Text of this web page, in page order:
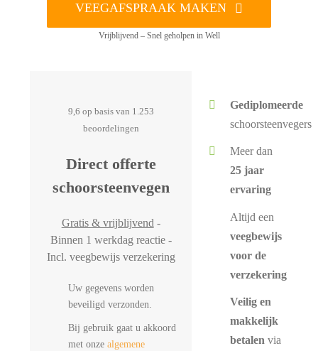
VEEGAFSPRAAK MAKEN
Vrijblijvend – Snel geholpen in Well
9,6 op basis van 1.253
beoordelingen
Direct offerte
schoorsteenvegen
Gratis & vrijblijvend -
Binnen 1 werkdag reactie -
Incl. veegbewijs verzekering
Uw gegevens worden
beveiligd verzonden.
Bij gebruik gaat u akkoord
met onze algemene
Gediplomeerde
schoorsteenvegers
Meer dan
25 jaar
ervaring
Altijd een
veegbewijs
voor de
verzekering
Veilig en
makkelijk
betalen via